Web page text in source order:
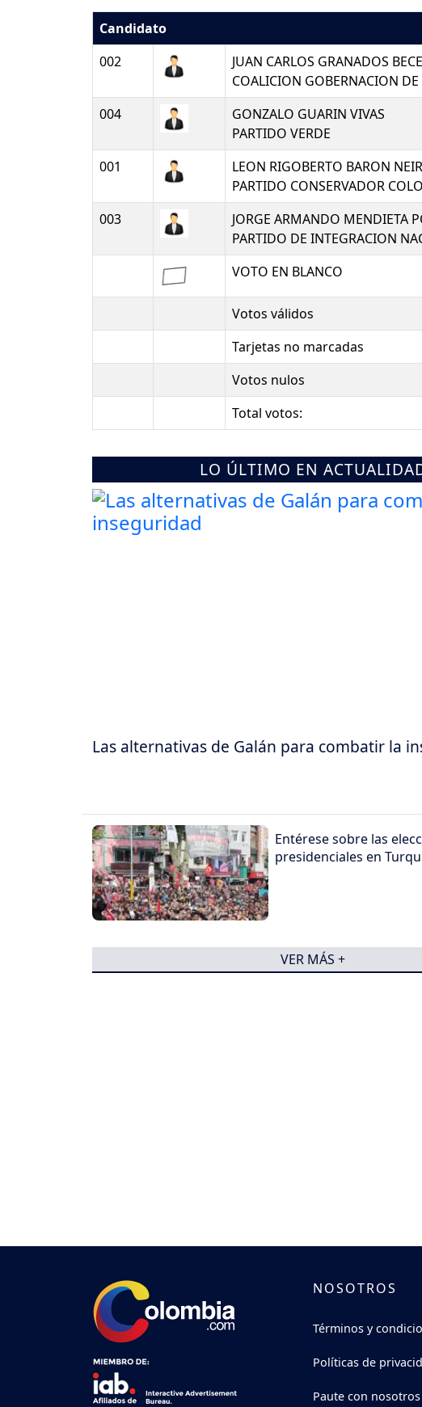
Candidato
002
JUAN CARLOS GRANADOS
COALICION GOBERNACION DE
004
GONZALO GUARIN VIVAS
PARTIDO VERDE
001
LEON RIGOBERTO BARON
PARTIDO CONSERVADOR
003
JORGE ARMANDO MENDIETA
PARTIDO DE INTEGRACION
VOTO EN BLANCO
Votos válidos
Tarjetas no marcadas
Votos nulos
Total votos:
LO ÚLTIMO EN
Las alternativas de Galán para combatir la
Entérese sobre las
presidenciales en
VER MÁS +
NOSOTROS
Términos y
Políticas de
Paute con nosotros